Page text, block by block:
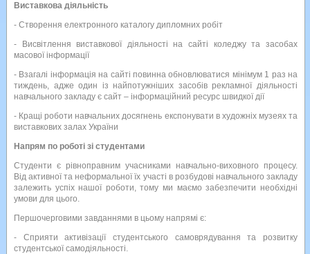
Виставкова діяльність
- Створення електронного каталогу дипломних робіт
- Висвітлення виставкової діяльності на сайті коледжу та засобах
масової інформації
- Взагалі інформація на сайті повинна обновлюватися мінімум 1 раз на
тиждень, адже один із найпотужніших засобів рекламної діяльності
навчального закладу є сайт – інформаційний ресурс швидкої дії
- Кращі роботи навчальних досягнень експонувати в художніх музеях та
виставкових залах України
Напрям по роботі зі студентами
Студенти є рівноправним учасниками навчально-виховного процесу.
Від активної та неформальної їх участі в розбудові навчального закладу
залежить успіх нашої роботи, тому ми маємо забезпечити необхідні
умови для цього.
Першочерговими завданнями в цьому напрямі є:
- Сприяти активізації студентського самоврядування та розвитку
студентської самодіяльності.